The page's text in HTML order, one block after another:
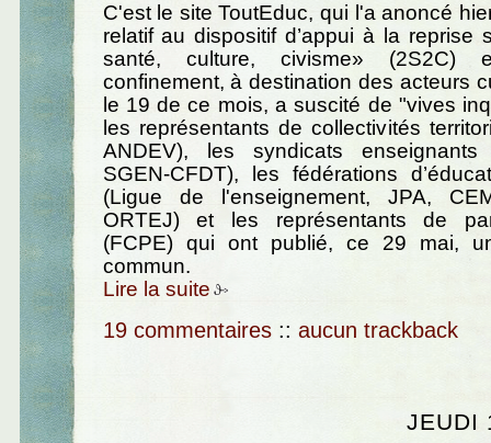
C'est le site ToutEduc, qui l'a anoncé
relatif au dispositif d’appui à la reprise
santé, culture, civisme» (2S2C)
confinement, à destination des acteurs
le 19 de ce mois, a suscité de "vives
les représentants de collectivités
ANDEV), les syndicats enseignants
SGEN-CFDT), les fédérations
(Ligue de l'enseignement, JPA,
ORTEJ) et les représentants de
(FCPE) qui ont publié, ce 29 mai,
commun.
Lire la suite
19 commentaires :: aucun trackback
JEUDI